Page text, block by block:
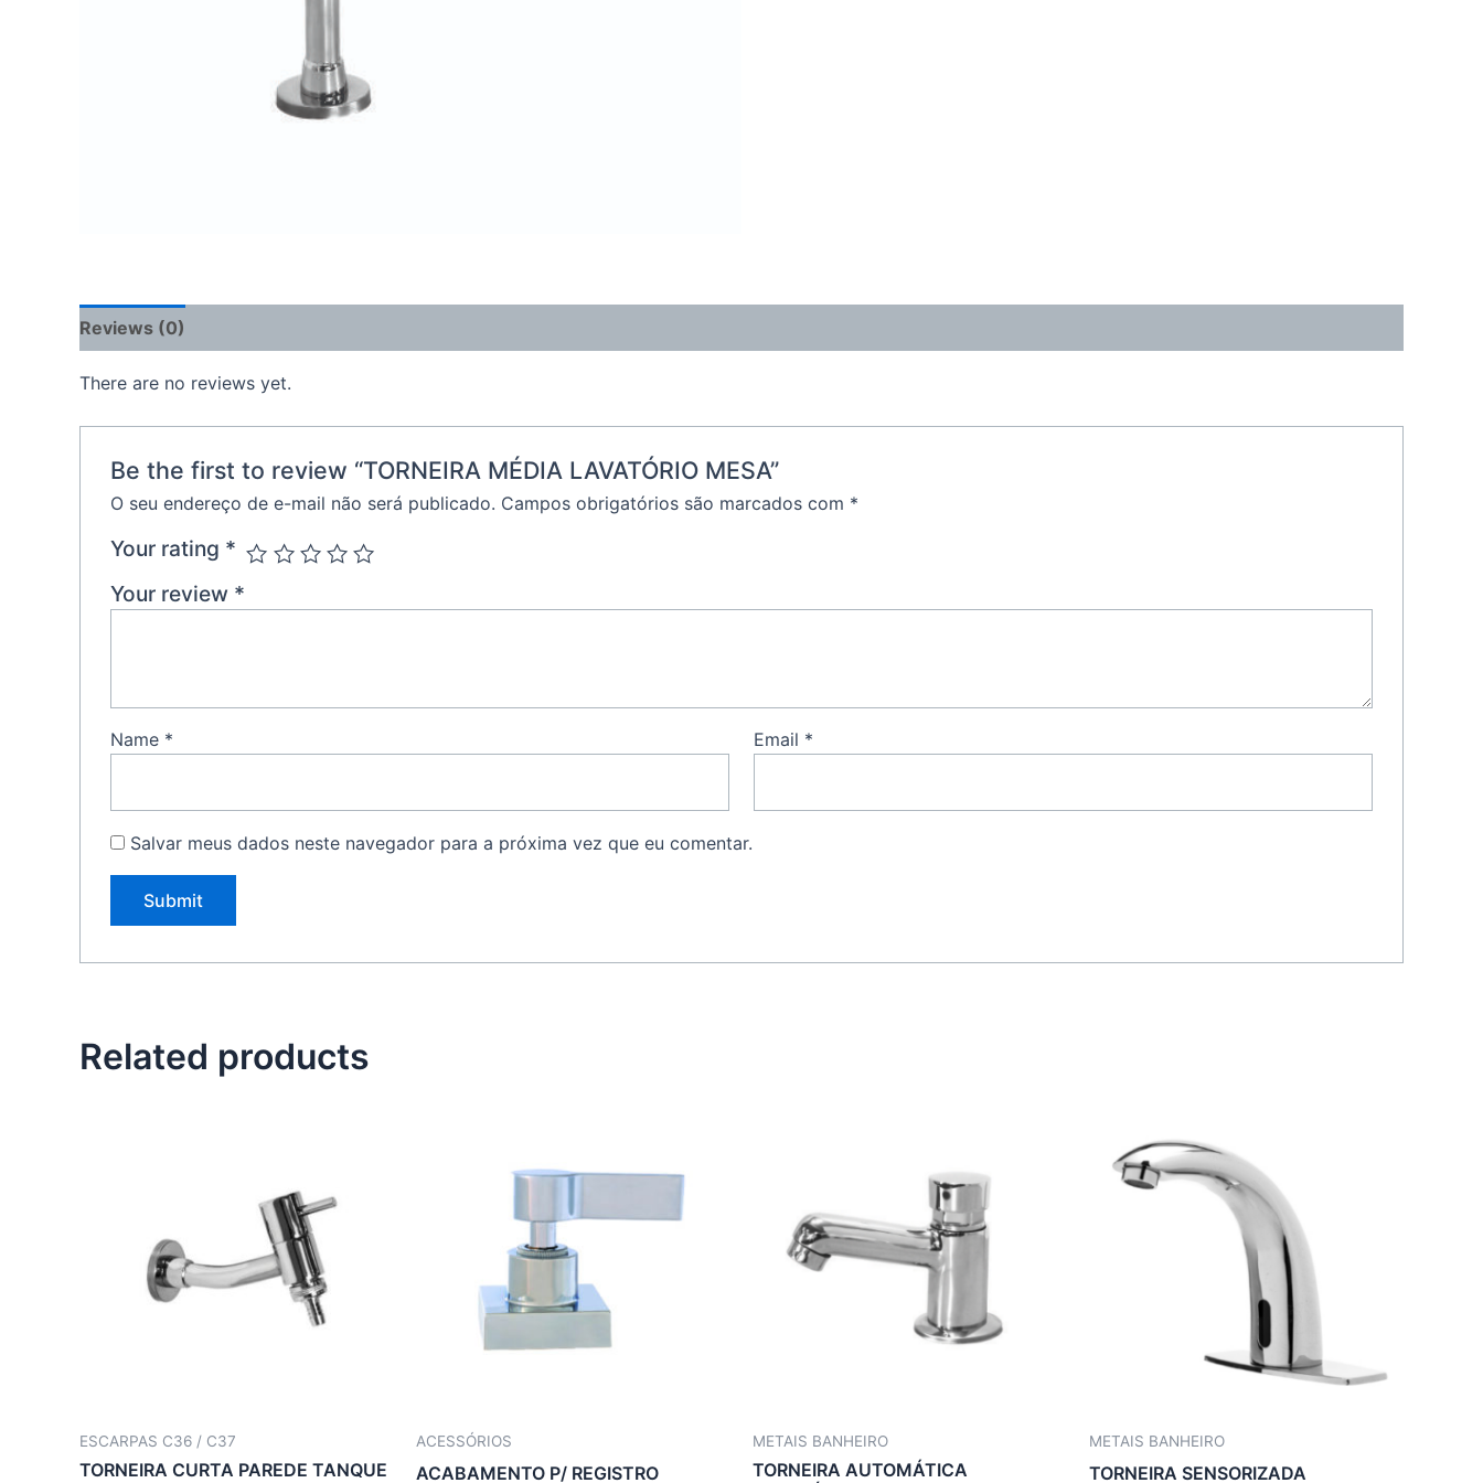
Reviews (0)
There are no reviews yet.
Be the first to review “TORNEIRA MÉDIA LAVATÓRIO MESA”
O seu endereço de e-mail não será publicado. Campos obrigatórios são marcados com *
Your rating *
Your review *
Name * Email *
Salvar meus dados neste navegador para a próxima vez que eu comentar.
Related products
ESCARPAS C36 / C37
TORNEIRA CURTA PAREDE TANQUE
ACESSÓRIOS
ACABAMENTO P/ REGISTRO
METAIS BANHEIRO
TORNEIRA AUTOMÁTICA
METAIS BANHEIRO
TORNEIRA SENSORIZADA